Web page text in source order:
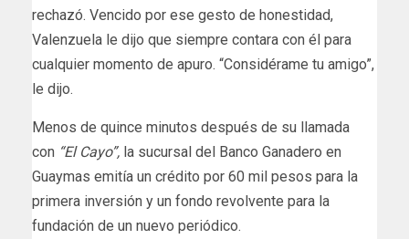
rechazó. Vencido por ese gesto de honestidad,
Valenzuela le dijo que siempre contara con él para
cualquier momento de apuro. “Considérame tu amigo”,
le dijo.
Menos de quince minutos después de su llamada
con “El Cayo”, la sucursal del Banco Ganadero en
Guaymas emitía un crédito por 60 mil pesos para la
primera inversión y un fondo revolvente para la
fundación de un nuevo periódico.